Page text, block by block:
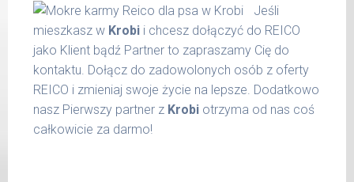
mg / kg.
15 -
22 kg
400 g
23 -
30 kg
600 g
31 -
37 kg
800 g
Jeśli
mieszkasz w Krobi i chcesz dołączyć do REICO
jako Klient bądź Partner to zapraszamy Cię do
kontaktu. Dołącz do zadowolonych osób z oferty
REICO i zmieniaj swoje życie na lepsze. Dodatkowo
nasz Pierwszy partner z Krobi otrzyma od nas coś
całkowicie za darmo!